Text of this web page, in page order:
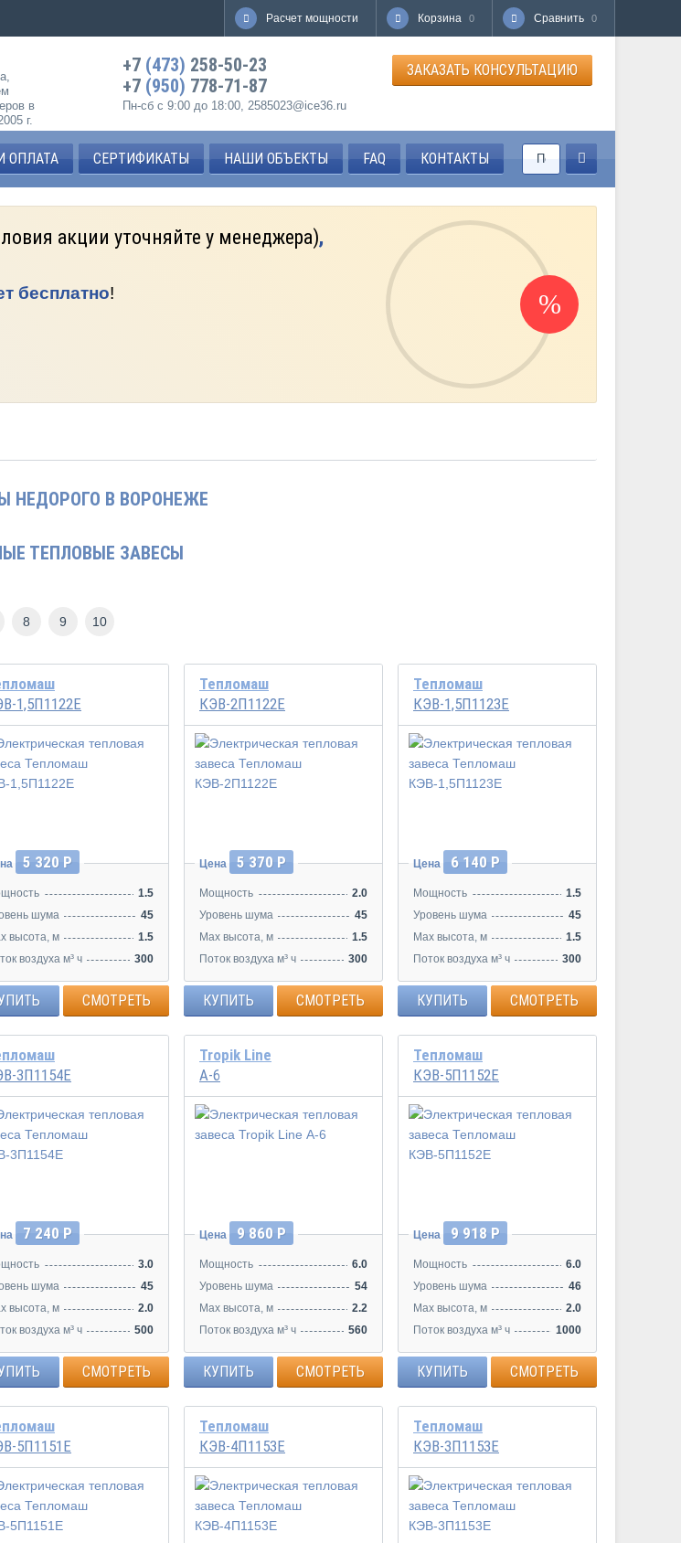
Расчет мощности Корзина 0 Сравнить 0
в
г.
+7 (473) 258-50-23
+7 (950) 778-71-87
Пн-сб с 9:00 до 18:00, 2585023@ice36.ru
ЗАКАЗАТЬ КОНСУЛЬТАЦИЮ
ОПЛАТА СЕРТИФИКАТЫ НАШИ ОБЪЕКТЫ FAQ КОНТАКТЫ
акции уточняйте у менеджера),
бесплатно!
НЕДОРОГО В ВОРОНЕЖЕ
ТЕПЛОВЫЕ ЗАВЕСЫ
8 9 10
1,5П1122Е
5 320 Р
1.5
шума
45
высота, м
1.5
воздуха м³ ч
300
СМОТРЕТЬ
Тепломаш
КЭВ-2П1122Е
Цена 5 370 Р
Мощность
2.0
Уровень шума
45
Max высота, м
1.5
Поток воздуха м³ ч
300
КУПИТЬ СМОТРЕТЬ
Тепломаш
КЭВ-1,5П1123Е
Цена 6 140 Р
Мощность
1.5
Уровень шума
45
Max высота, м
1.5
Поток воздуха м³ ч
300
КУПИТЬ СМОТРЕТЬ
3П1154Е
7 240 Р
3.0
шума
45
высота, м
2.0
воздуха м³ ч
500
СМОТРЕТЬ
Tropik Line
А-6
Цена 9 860 Р
Мощность
6.0
Уровень шума
54
Max высота, м
2.2
Поток воздуха м³ ч
560
КУПИТЬ СМОТРЕТЬ
Тепломаш
КЭВ-5П1152Е
Цена 9 918 Р
Мощность
6.0
Уровень шума
46
Max высота, м
2.0
Поток воздуха м³ ч
1000
КУПИТЬ СМОТРЕТЬ
5П1151Е
Тепломаш
КЭВ-4П1153Е
Тепломаш
КЭВ-3П1153Е